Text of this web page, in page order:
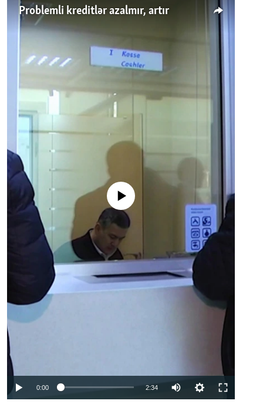
Problemli kreditlər azalmır, artır
No media source currently available
0:00 2:34